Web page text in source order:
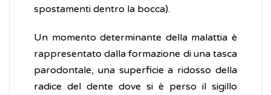
spostamenti dentro la bocca).
Un momento determinante della malattia è
rappresentato dalla formazione di una tasca
parodontale, una superficie a ridosso della
radice del dente dove si è perso il sigillo